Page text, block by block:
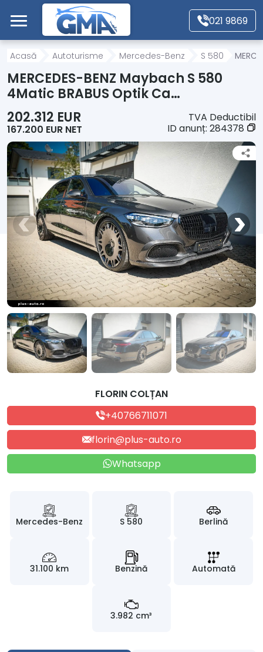
Mergi direct la conținutul principal
021 9869
Acasă
Autoturisme
Motociclete
Autoutilitare
Alte tipuri vehicule
Despre Noi
Contact
Acasă Autoturisme Mercedes-Benz S 580
MERCEDES-BENZ Maybach S 580
4Matic BRABUS Optik Ca…
202.312 EUR
167.200 EUR NET
TVA Deductibil
ID anunț: 284378
FLORIN COLȚAN
+40766711071
florin@plus-auto.ro
Whatsapp
Mercedes-Benz S 580 Berlină
31.100 km Benzină Automată
3.982 cm³